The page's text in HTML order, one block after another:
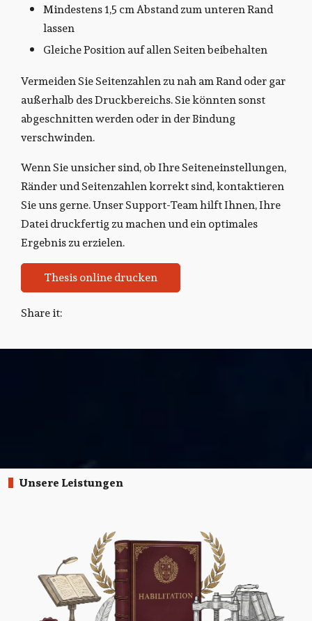
Mindestens 1,5 cm Abstand zum unteren Rand
lassen
Gleiche Position auf allen Seiten beibehalten
Vermeiden Sie Seitenzahlen zu nah am Rand oder gar
außerhalb des Druckbereichs. Sie könnten sonst
abgeschnitten werden oder in der Bindung
verschwinden.
Wenn Sie unsicher sind, ob Ihre Seiteneinstellungen,
Ränder und Seitenzahlen korrekt sind, kontaktieren
Sie uns gerne. Unser Support-Team hilft Ihnen, Ihre
Datei druckfertig zu machen und ein optimales
Ergebnis zu erzielen.
Thesis online drucken
Share it:
Unsere Leistungen